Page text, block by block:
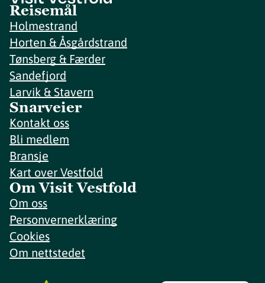
Reisemål
Holmestrand
Horten & Åsgårdstrand
Tønsberg & Færder
Sandefjord
Larvik & Stavern
Snarveier
Kontakt oss
Bli medlem
Bransje
Kart over Vestfold
Om Visit Vestfold
Om oss
Personvernerklæring
Cookies
Om nettstedet